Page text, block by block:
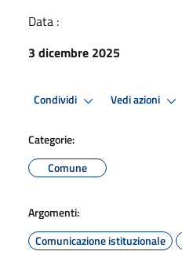
Data :
3 dicembre 2025
Condividi Vedi azioni
Categorie:
Comune
Argomenti:
Comunicazione istituzionale